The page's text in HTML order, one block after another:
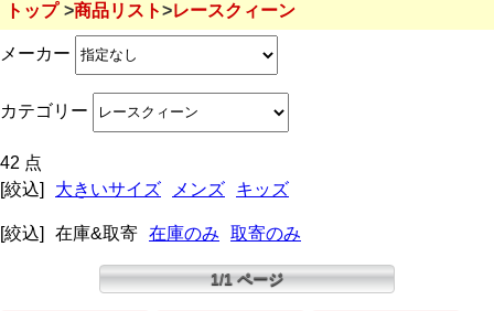
トップ 商品リスト レースクィーン
メーカー
カテゴリー
42 点
[絞込]
大きいサイズ メンズ キッズ
[絞込] 在庫&取寄 在庫のみ 取寄のみ
1/1 ページ